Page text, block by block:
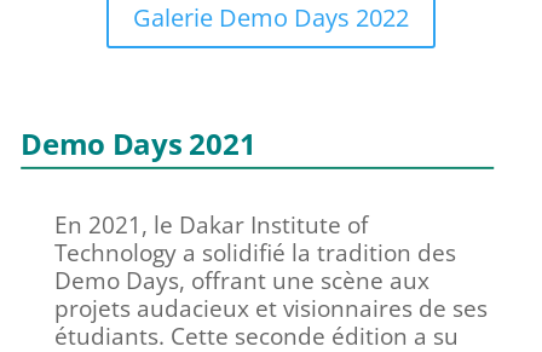
Galerie Demo Days 2022
Demo Days 2021
En 2021, le Dakar Institute of
Technology a solidifié la tradition des
Demo Days, offrant une scène aux
projets audacieux et visionnaires de ses
étudiants. Cette seconde édition a su